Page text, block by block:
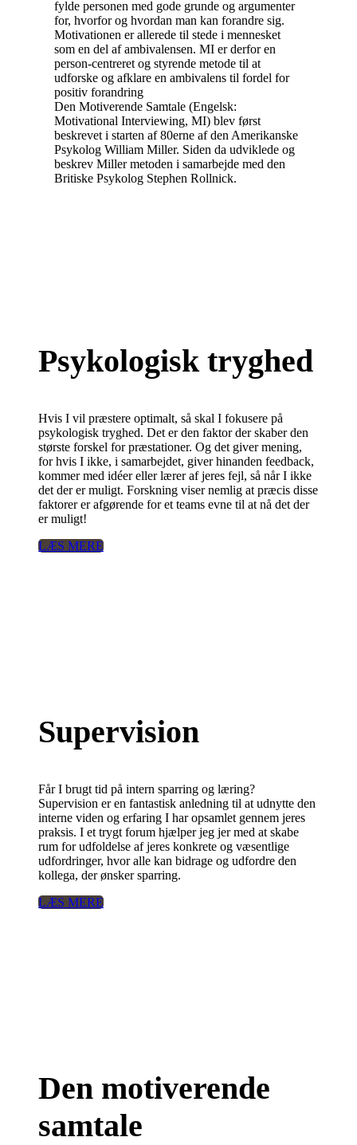
fylde personen med gode grunde og argumenter
for, hvorfor og hvordan man kan forandre sig.
Motivationen er allerede til stede i mennesket
som en del af ambivalensen. MI er derfor en
person-centreret og styrende metode til at
udforske og afklare en ambivalens til fordel for
positiv forandring
Den Motiverende Samtale (Engelsk:
Motivational Interviewing, MI) blev først
beskrevet i starten af 80erne af den Amerikanske
Psykolog William Miller. Siden da udviklede og
beskrev Miller metoden i samarbejde med den
Britiske Psykolog Stephen Rollnick.
Psykologisk tryghed
Hvis I vil præstere optimalt, så skal I fokusere på
psykologisk tryghed. Det er den faktor der skaber den
største forskel for præstationer. Og det giver mening,
for hvis I ikke, i samarbejdet, giver hinanden feedback,
kommer med idéer eller lærer af jeres fejl, så når I ikke
det der er muligt. Forskning viser nemlig at præcis disse
faktorer er afgørende for et teams evne til at nå det der
er muligt!
LÆS MERE
Supervision
Får I brugt tid på intern sparring og læring?
Supervision er en fantastisk anledning til at udnytte den
interne viden og erfaring I har opsamlet gennem jeres
praksis. I et trygt forum hjælper jeg jer med at skabe
rum for udfoldelse af jeres konkrete og væsentlige
udfordringer, hvor alle kan bidrage og udfordre den
kollega, der ønsker sparring.
LÆS MERE
Den motiverende
samtale